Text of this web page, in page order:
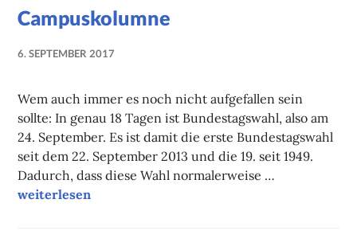
Campuskolumne
6. SEPTEMBER 2017
Wem auch immer es noch nicht aufgefallen sein
sollte: In genau 18 Tagen ist Bundestagswahl, also am
24. September. Es ist damit die erste Bundestagswahl
seit dem 22. September 2013 und die 19. seit 1949.
Dadurch, dass diese Wahl normalerweise …
Campuskolumne
weiterlesen